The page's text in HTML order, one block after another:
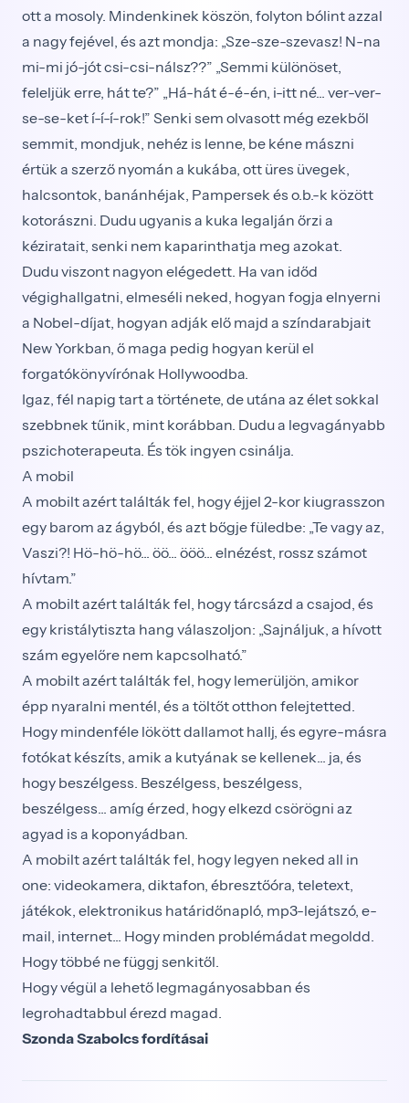
ott a mosoly. Mindenkinek köszön, folyton bólint azzal
a nagy fejével, és azt mondja: „Sze-sze-szevasz! N-na
mi-mi jó-jót csi-csi-nálsz??” „Semmi különöset,
feleljük erre, hát te?” „Há-hát é-é-én, i-itt né... ver-ver-
se-se-ket í-í-í-rok!” Senki sem olvasott még ezekből
semmit, mondjuk, nehéz is lenne, be kéne mászni
értük a szerző nyomán a kukába, ott üres üvegek,
halcsontok, banánhéjak, Pampersek és o.b.-k között
kotorászni. Dudu ugyanis a kuka legalján őrzi a
kéziratait, senki nem kaparinthatja meg azokat.
Dudu viszont nagyon elégedett. Ha van időd
végighallgatni, elmeséli neked, hogyan fogja elnyerni
a Nobel-díjat, hogyan adják elő majd a színdarabjait
New Yorkban, ő maga pedig hogyan kerül el
forgatókönyvírónak Hollywoodba.
Igaz, fél napig tart a története, de utána az élet sokkal
szebbnek tűnik, mint korábban. Dudu a legvagányabb
pszichoterapeuta. És tök ingyen csinálja.
A mobil
A mobilt azért találták fel, hogy éjjel 2-kor kiugrasszon
egy barom az ágyból, és azt bőgje füledbe: „Te vagy az,
Vaszi?! Hö-hö-hö... öö... ööö... elnézést, rossz számot
hívtam.”
A mobilt azért találták fel, hogy tárcsázd a csajod, és
egy kristálytiszta hang válaszoljon: „Sajnáljuk, a hívott
szám egyelőre nem kapcsolható.”
A mobilt azért találták fel, hogy lemerüljön, amikor
épp nyaralni mentél, és a töltőt otthon felejtetted.
Hogy mindenféle lökött dallamot hallj, és egyre-másra
fotókat készíts, amik a kutyának se kellenek... ja, és
hogy beszélgess. Beszélgess, beszélgess,
beszélgess... amíg érzed, hogy elkezd csörögni az
agyad is a koponyádban.
A mobilt azért találták fel, hogy legyen neked all in
one: videokamera, diktafon, ébresztőóra, teletext,
játékok, elektronikus határidőnapló, mp3-lejátszó, e-
mail, internet... Hogy minden problémádat megoldd.
Hogy többé ne függj senkitől.
Hogy végül a lehető legmagányosabban és
legrohadtabbul érezd magad.
Szonda Szabolcs fordításai